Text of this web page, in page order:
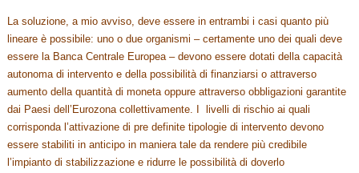
La soluzione, a mio avviso, deve essere in entrambi i casi quanto più
lineare è possibile: uno o due organismi – certamente uno dei quali deve
essere la Banca Centrale Europea – devono essere dotati della capacità
autonoma di intervento e della possibilità di finanziarsi o attraverso
aumento della quantità di moneta oppure attraverso obbligazioni garantite
dai Paesi dell’Eurozona collettivamente. I livelli di rischio ai quali
corrisponda l’attivazione di pre definite tipologie di intervento devono
essere stabiliti in anticipo in maniera tale da rendere più credibile
l’impianto di stabilizzazione e ridurre le possibilità di doverlo